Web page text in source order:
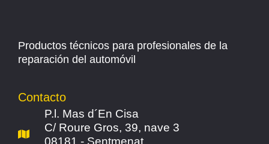
Productos técnicos para profesionales de la
reparación del automóvil
Contacto
P.l. Mas d´En Cisa
C/ Roure Gros, 39, nave 3
08181 - Sentmenat